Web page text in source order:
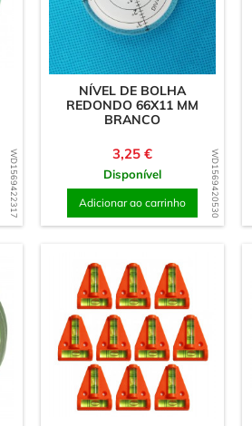
WD1569422317 WD1569420530
NÍVEL DE BOLHA
REDONDO 66X11 MM
BRANCO
Preço
3,25 €
Disponível
Adicionar ao carrinho